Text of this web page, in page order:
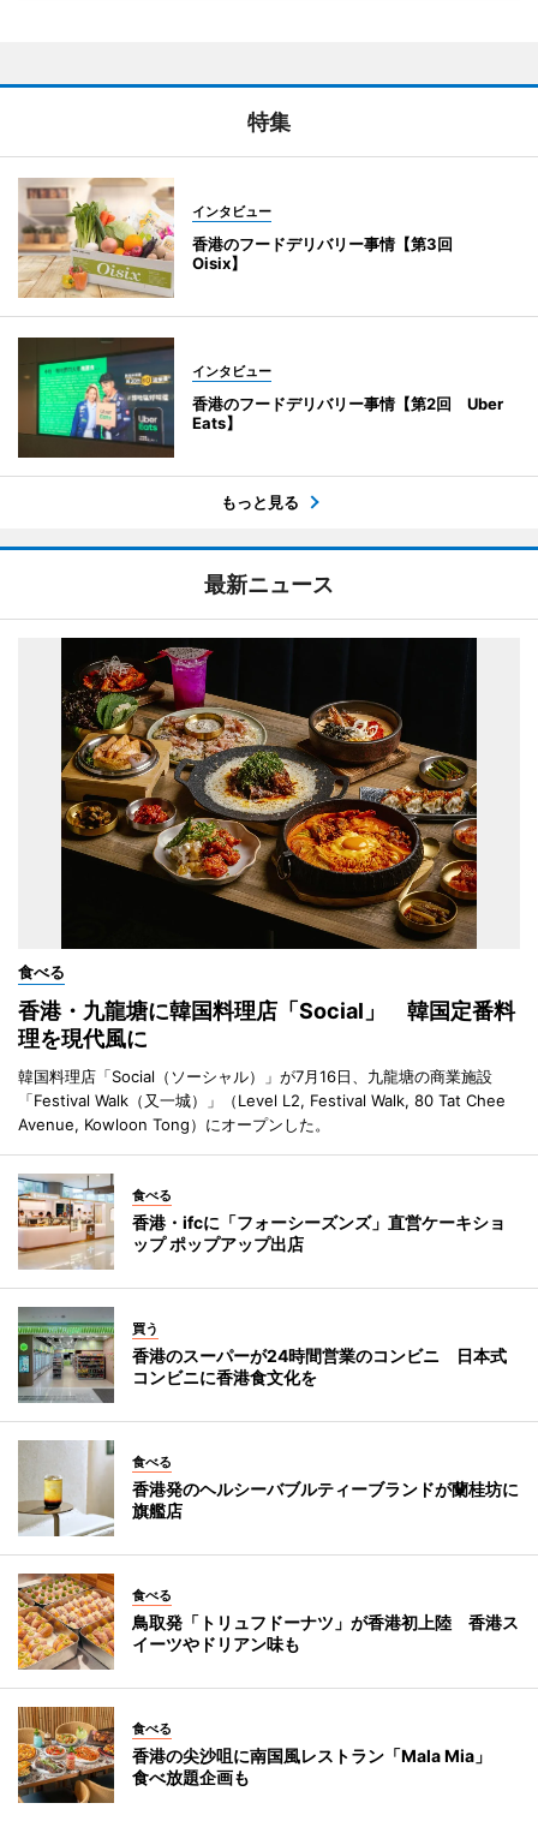
特集
インタビュー
香港のフードデリバリー事情【第3回
Oisix】
インタビュー
香港のフードデリバリー事情【第2回 Uber
Eats】
もっと見る
最新ニュース
食べる
香港・九龍塘に韓国料理店「Social」 韓国定番料
理を現代風に
韓国料理店「Social（ソーシャル）」が7月16日、九龍塘の商業施設
「Festival Walk（又一城）」（Level L2, Festival Walk, 80 Tat Chee
Avenue, Kowloon Tong）にオープンした。
食べる
香港・ifcに「フォーシーズンズ」直営ケーキショ
ップ ポップアップ出店
買う
香港のスーパーが24時間営業のコンビニ 日本式
コンビニに香港食文化を
食べる
香港発のヘルシーバブルティーブランドが蘭桂坊に
旗艦店
食べる
鳥取発「トリュフドーナツ」が香港初上陸 香港ス
イーツやドリアン味も
食べる
香港の尖沙咀に南国風レストラン「Mala Mia」
食べ放題企画も